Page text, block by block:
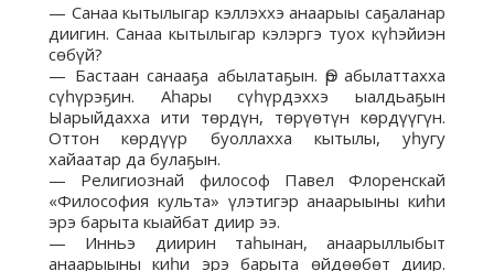
— Санаа кытылыгар кэллэххэ анаарыы саҕаланар
диигин. Санаа кытылыгар кэлэргэ туох күһэйиэн
сөбүй?
— Бастаан санааҕа абылатаҕын. Өр абылаттахха
сүһүрэҕин. Аһары сүһүрдэххэ ыалдьаҕын
Ыарыйдахха ити төрдүн, төрүөтүн көрдүүгүн.
Оттон көрдүүр буоллахха кытылы, уһугу
хайаатар да булаҕын.
— Религиознай философ Павел Флоренскай
«Философия культа» үлэтигэр анаарыыны киһи
эрэ барыта кыайбат диир ээ.
— Инньэ диирин таһынан, анаарыллыбыт
анаарыыны киһи эрэ барыта өйдөөбөт диир.